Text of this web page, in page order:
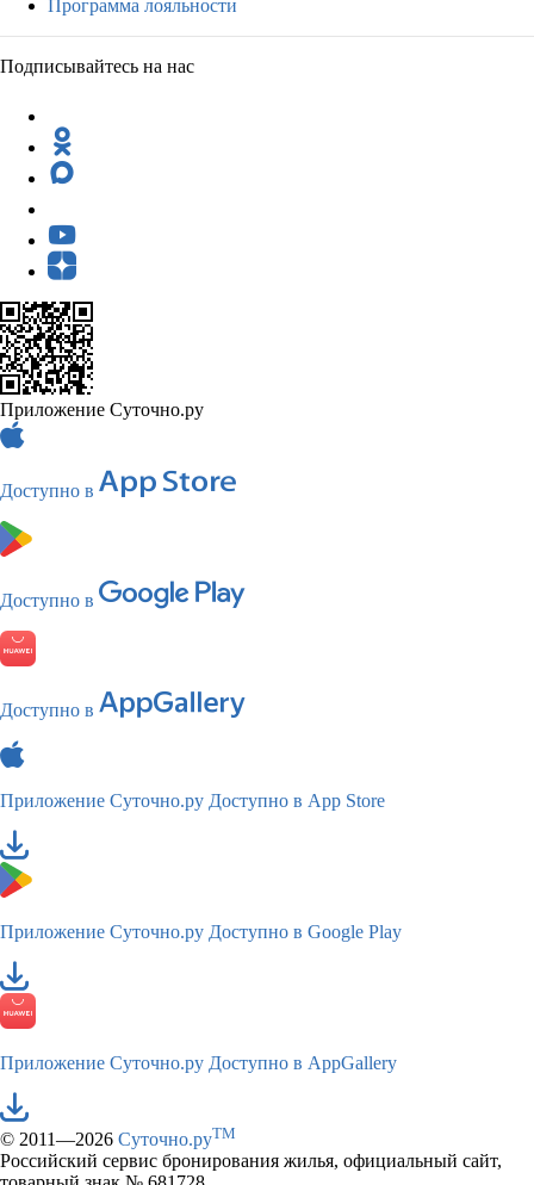
Программа лояльности
Подписывайтесь на нас
Приложение Суточно.ру
Доступно в
Доступно в
Доступно в
Приложение Суточно.ру Доступно в App Store
Приложение Суточно.ру Доступно в Google Play
Приложение Суточно.ру Доступно в AppGallery
© 2011—2026 Суточно.руTM
Российский сервис бронирования жилья, официальный сайт,